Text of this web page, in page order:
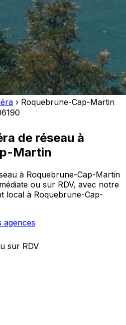
› Roquebrune-Cap-Martin
de réseau à
Martin
à Roquebrune-Cap-Martin
ou sur RDV, avec notre
local à Roquebrune-Cap-
agences
sur RDV